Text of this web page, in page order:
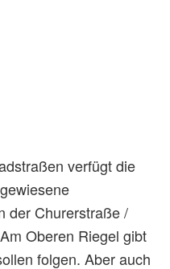
verfügt die
der Churerstraße /
Oberen Riegel gibt
folgen. Aber auch